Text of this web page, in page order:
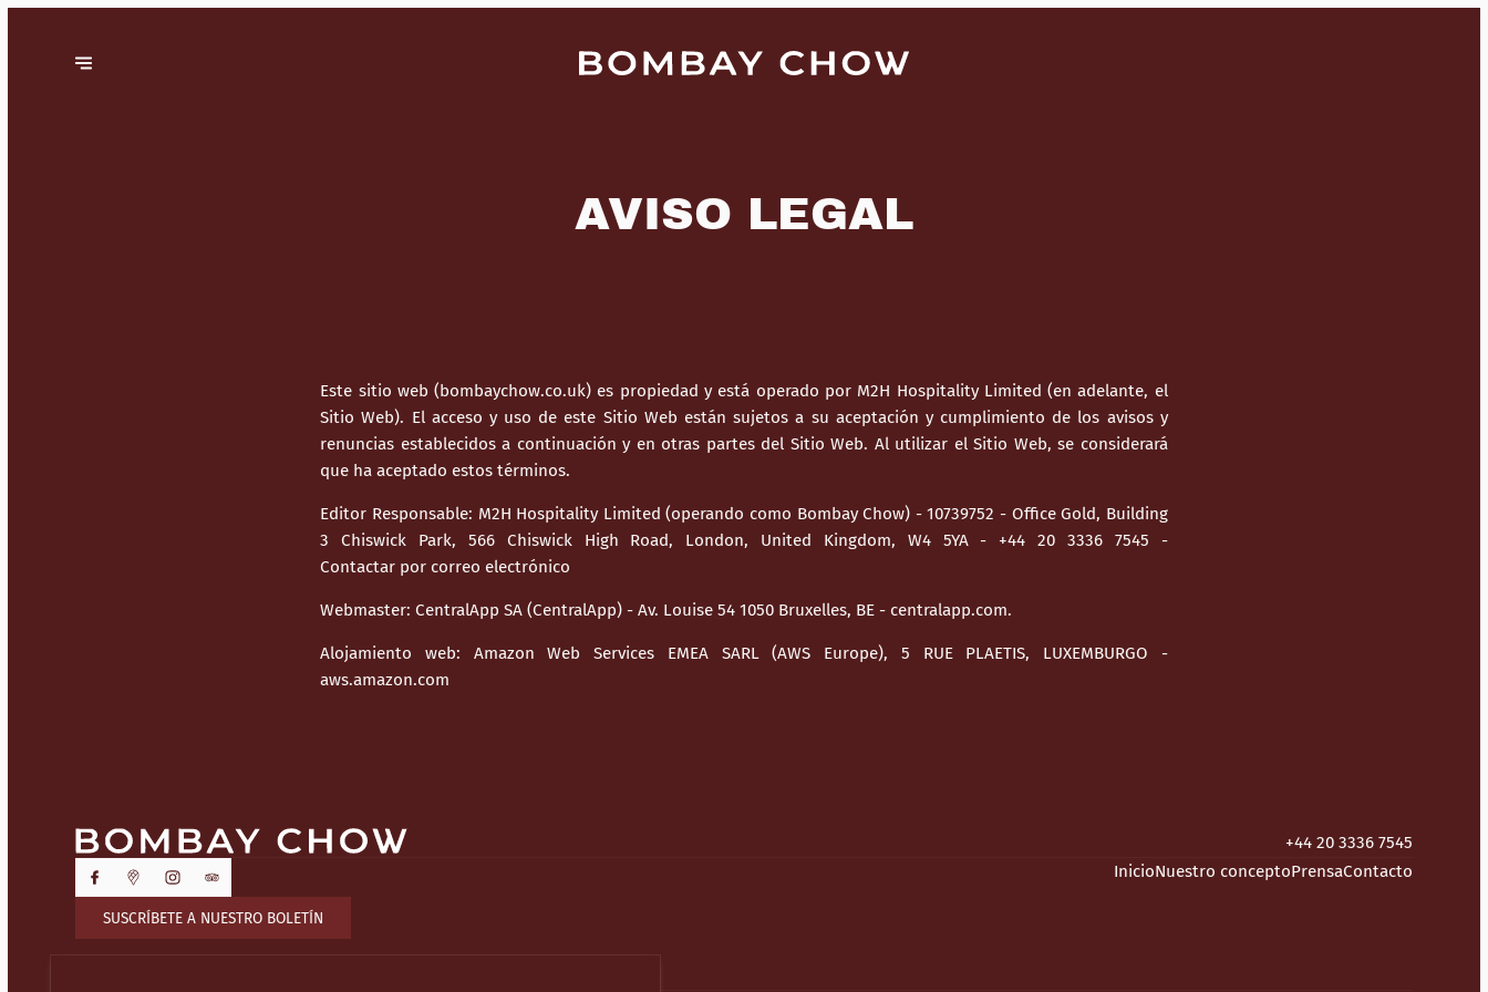
AVISO LEGAL
Este sitio web (bombaychow.co.uk) es propiedad y está operado por M2H Hospitality Limited (en adelante, el
Sitio Web). El acceso y uso de este Sitio Web están sujetos a su aceptación y cumplimiento de los avisos y
renuncias establecidos a continuación y en otras partes del Sitio Web. Al utilizar el Sitio Web, se considerará
que ha aceptado estos términos.
Editor Responsable: M2H Hospitality Limited (operando como Bombay Chow) - 10739752 - Office Gold, Building
3 Chiswick Park, 566 Chiswick High Road, London, United Kingdom, W4 5YA - +44 20 3336 7545 -
Contactar por correo electrónico
Webmaster:CentralApp SA (CentralApp) - Av. Louise 54 1050 Bruxelles, BE - centralapp.com.
Alojamiento web: Amazon Web Services EMEA SARL (AWS Europe), 5 RUE PLAETIS, LUXEMBURGO -
aws.amazon.com
+44 20 3336 7545
InicioNuestro conceptoPrensaContacto
SUSCRÍBETE A NUESTRO BOLETÍN